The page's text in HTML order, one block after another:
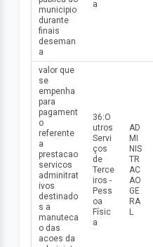
municipio
durante
finais
deseman
a
a
valor que
se
empenha
para
pagament
o
referente
a
prestacao
servicos
adminitrat
ivos
destinado
s a
manuteca
o das
acoes da
36:O
utros
Servi
ços
de
Terce
iros -
Pess
oa
Físic
a
AD
MI
NIS
TR
AC
AO
GE
RA
L